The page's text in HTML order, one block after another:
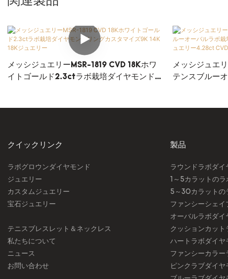
メッシジュエリーMSR-1819 CVD 18Kホワ
イトゴールド2.3ctラボ栽培ダイヤモンド
メッシジュエ
テンスブルー
クイックリンク
ラボグロウンダイヤモンド
ジュエリー
カスタムジュエリー
宝石ジュエリー
テニスブレスレット＆ネックレス
私たちについて
ニュース
お問い合わせ
製品
ラウンドラボダイ
1～5カラットの
5～30カラットの
ファンシーシェイ
オーバルラボダイ
クッションカット
ハートラボダイヤ
ファンシーカラー
ピンクラブダイヤ